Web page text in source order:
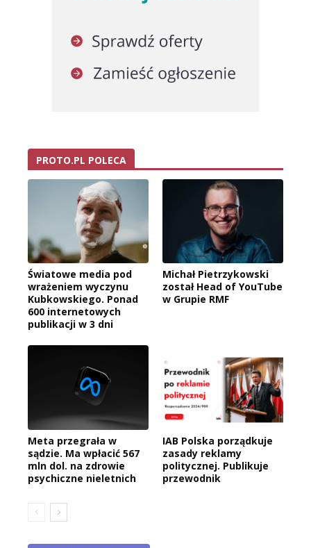
PROTO.PL POLECA
Światowe media pod
wrażeniem wyczynu
Kubkowskiego. Ponad
600 internetowych
publikacji w 3 dni
Michał Pietrzykowski
został Head of YouTube
w Grupie RMF
Meta przegrała w
sądzie. Ma wpłacić 567
mln dol. na zdrowie
psychiczne nieletnich
IAB Polska porządkuje
zasady reklamy
politycznej. Publikuje
przewodnik